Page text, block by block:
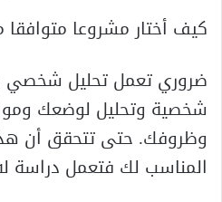
كيف أختار مشروعا
ضروري تعمل تحليل شخصي
شخصية وتحليل لوضعك
وظروفك. حتى تتحقق أن
المناسب لك فتعمل دراسة